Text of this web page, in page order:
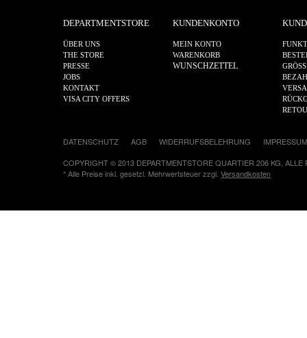
DEPARTMENTSTORE
ÜBER UNS
THE STORE
PRESSE
JOBS
KONTAKT
VISA CITY OFFERS
KUNDENKONTO
MEIN KONTO
WARENKORB
WUNSCHZETTEL
DATENSCHUTZ AGB WIDERRUFSBELEHRUNG
IMPRESSUM
COPYRIGHT © 2013 DEPARTMENTSTORE QUARTIER 206 KG, ALLE
* Alle Preise inkl. gesetzl. Mehrwertsteuer zzgl. Versandkosten